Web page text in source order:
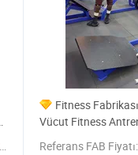
/ Parça
Fitness
Vücut Fitness
Salonu Egzersiz
Referans FAB Fiyatı: